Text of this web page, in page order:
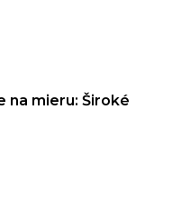
na mieru: Široké